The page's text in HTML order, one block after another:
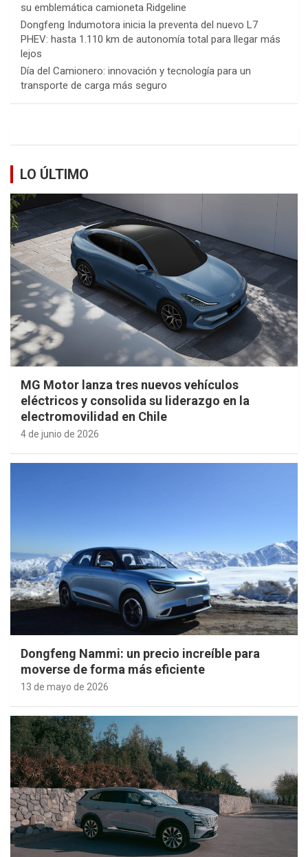
su emblemática camioneta Ridgeline
Dongfeng Indumotora inicia la preventa del nuevo L7
PHEV: hasta 1.110 km de autonomía total para llegar más
lejos
Día del Camionero: innovación y tecnología para un
transporte de carga más seguro
LO ÚLTIMO
MG Motor lanza tres nuevos vehículos
eléctricos y consolida su liderazgo en la
electromovilidad en Chile
4 de junio de 2026
Dongfeng Nammi: un precio increíble para
moverse de forma más eficiente
13 de mayo de 2026